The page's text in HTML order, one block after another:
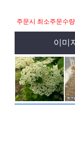
주문시 최소주문수
이미